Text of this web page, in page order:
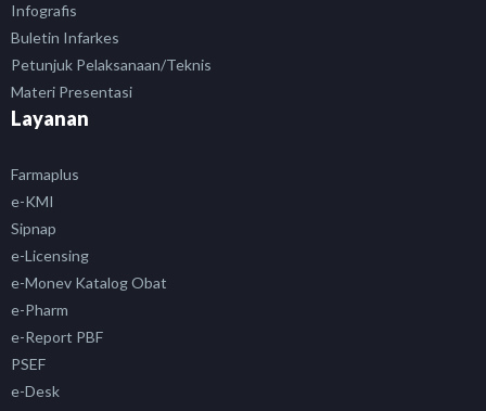
Infografis
Buletin Infarkes
Petunjuk Pelaksanaan/Teknis
Materi Presentasi
Layanan
Farmaplus
e-KMI
Sipnap
e-Licensing
e-Monev Katalog Obat
e-Pharm
e-Report PBF
PSEF
e-Desk